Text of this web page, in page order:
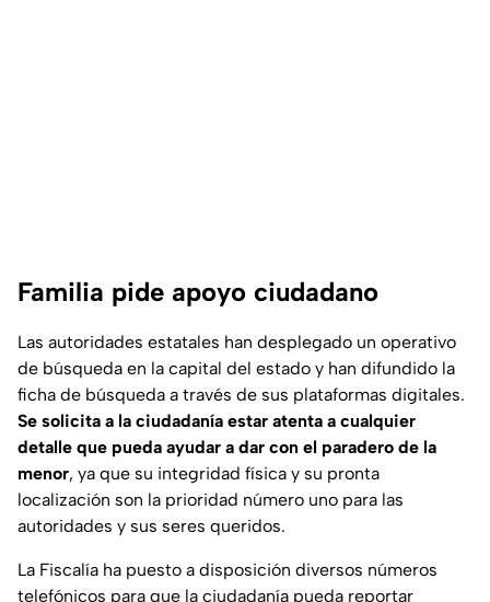
Familia pide apoyo ciudadano
Las autoridades estatales han desplegado un operativo
de búsqueda en la capital del estado y han difundido la
ficha de búsqueda a través de sus plataformas digitales.
Se solicita a la ciudadanía estar atenta a cualquier
detalle que pueda ayudar a dar con el paradero de la
menor, ya que su integridad física y su pronta
localización son la prioridad número uno para las
autoridades y sus seres queridos.
La Fiscalía ha puesto a disposición diversos números
telefónicos para que la ciudadanía pueda reportar